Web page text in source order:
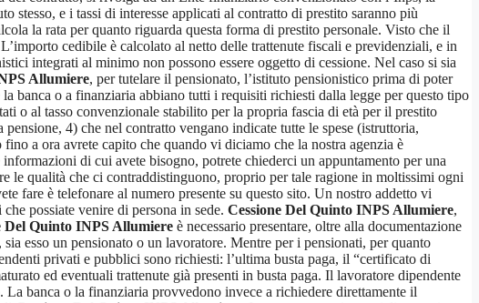
stesso, e i tassi di interesse applicati al contratto di prestito saranno più
la rata per quanto riguarda questa forma di prestito personale. Visto che il
cedibile è calcolato al netto delle trattenute fiscali e previdenziali, e in
integrati al minimo non possono essere oggetto di cessione. Nel caso si sia
Allumiere, per tutelare il pensionato, l’istituto pensionistico prima di poter
banca o a finanziaria abbiano tutti i requisiti richiesti dalla legge per questo tipo
o al tasso convenzionale stabilito per la propria fascia di età per il prestito
4) che nel contratto vengano indicate tutte le spese (istruttoria,
a ora avrete capito che quando vi diciamo che la nostra agenzia è
di cui avete bisogno, potrete chiederci un appuntamento per una
le qualità che ci contraddistinguono, proprio per tale ragione in moltissimi ogni
fare è telefonare al numero presente su questo sito. Un nostro addetto vi
possiate venire di persona in sede. Cessione Del Quinto INPS Allumiere,
Del Quinto INPS Allumiere è necessario presentare, oltre alla documentazione
esso un pensionato o un lavoratore. Mentre per i pensionati, per quanto
privati e pubblici sono richiesti: l’ultima busta paga, il “certificato di
ed eventuali trattenute già presenti in busta paga. Il lavoratore dipendente
banca o la finanziaria provvedono invece a richiedere direttamente il